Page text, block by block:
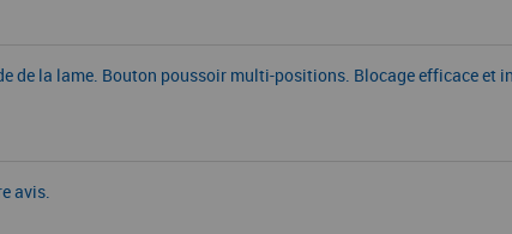
de la lame. Bouton poussoir multi-positions. Blocage efficace et
avis.